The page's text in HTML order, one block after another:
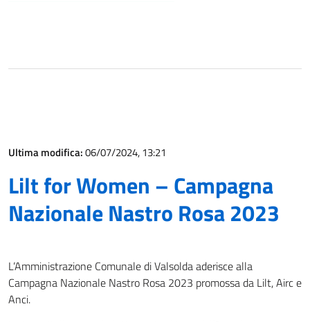
Ultima modifica:06/07/2024, 13:21
Lilt for Women – Campagna
Nazionale Nastro Rosa 2023
L’Amministrazione Comunale di Valsolda aderisce alla
Campagna Nazionale Nastro Rosa 2023 promossa da Lilt, Airc e
Anci.